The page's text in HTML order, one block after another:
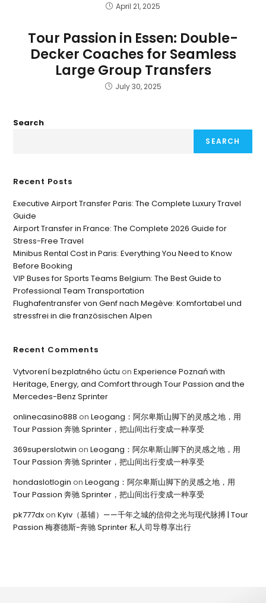
April 21, 2025
Tour Passion in Essen: Double-
Decker Coaches for Seamless
Large Group Transfers
July 30, 2025
Search
SEARCH
Recent Posts
Executive Airport Transfer Paris: The Complete Luxury Travel
Guide
Airport Transfer in France: The Complete 2026 Guide for
Stress-Free Travel
Minibus Rental Cost in Paris: Everything You Need to Know
Before Booking
VIP Buses for Sports Teams Belgium: The Best Guide to
Professional Team Transportation
Flughafentransfer von Genf nach Megève: Komfortabel und
stressfrei in die französischen Alpen
Recent Comments
Vytvorení bezplatného úctu onExperience Poznań with
Heritage, Energy, and Comfort through Tour Passion and the
Mercedes-Benz Sprinter
onlinecasino888 onLeogang：阿尔卑斯山脚下的灵感之地，用
Tour Passion 奔驰 Sprinter，把山间出行变成一种享受
369superslotwin onLeogang：阿尔卑斯山脚下的灵感之地，用
Tour Passion 奔驰 Sprinter，把山间出行变成一种享受
hondaslotlogin onLeogang：阿尔卑斯山脚下的灵感之地，用
Tour Passion 奔驰 Sprinter，把山间出行变成一种享受
pk777dxonKyiv（基辅）——千年之城的信仰之光与现代脉搏 | Tour
Passion 梅赛德斯-奔驰 Sprinter 私人司导尊享出行